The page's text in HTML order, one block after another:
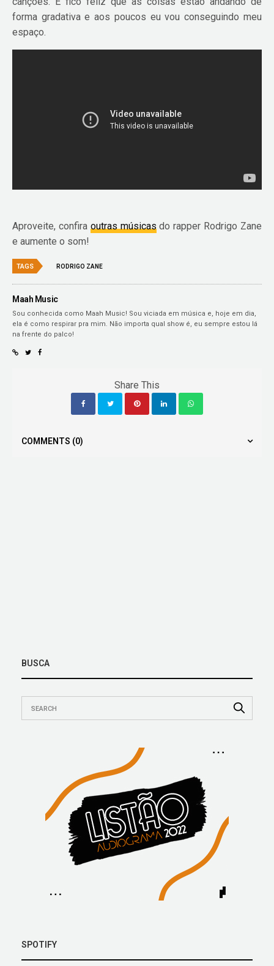
forma gradativa e aos poucos eu vou conseguindo meu
espaço.
Aproveite, confira outras músicasdo rapper Rodrigo Zane
e aumente o som!
TAGS RODRIGO ZANE
Maah Music
Sou conhecida como Maah Music! Sou viciada em música e, hoje em dia,
ela é como respirar pra mim. Não importa qual show é, eu sempre estou lá
na frente do palco!
Share This
COMMENTS (0)
BUSCA
SPOTIFY